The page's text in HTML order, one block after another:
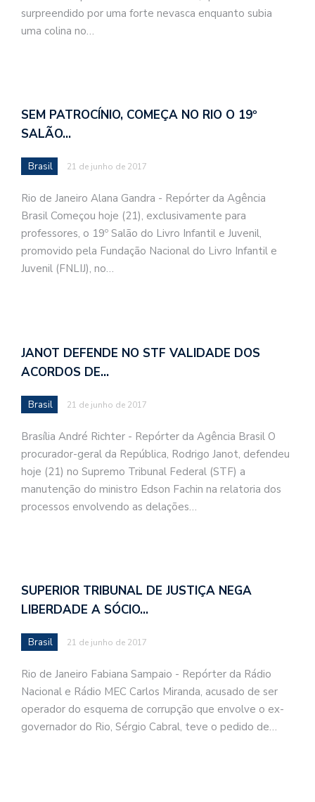
surpreendido por uma forte nevasca enquanto subia
uma colina no…
SEM PATROCÍNIO, COMEÇA NO RIO O 19º
SALÃO…
Brasil 21 de junho de 2017
Rio de Janeiro Alana Gandra - Repórter da Agência
Brasil Começou hoje (21), exclusivamente para
professores, o 19º Salão do Livro Infantil e Juvenil,
promovido pela Fundação Nacional do Livro Infantil e
Juvenil (FNLIJ), no…
JANOT DEFENDE NO STF VALIDADE DOS
ACORDOS DE…
Brasil 21 de junho de 2017
Brasília André Richter - Repórter da Agência Brasil O
procurador-geral da República, Rodrigo Janot, defendeu
hoje (21) no Supremo Tribunal Federal (STF) a
manutenção do ministro Edson Fachin na relatoria dos
processos envolvendo as delações…
SUPERIOR TRIBUNAL DE JUSTIÇA NEGA
LIBERDADE A SÓCIO…
Brasil 21 de junho de 2017
Rio de Janeiro Fabiana Sampaio - Repórter da Rádio
Nacional e Rádio MEC Carlos Miranda, acusado de ser
operador do esquema de corrupção que envolve o ex-
governador do Rio, Sérgio Cabral, teve o pedido de…